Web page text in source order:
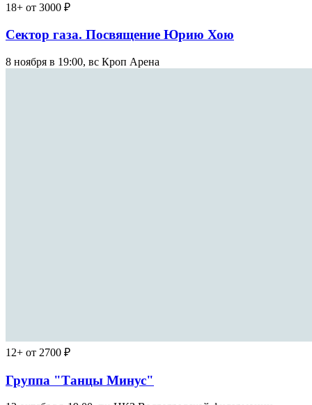
18+ от 3000 ₽
Сектор газа. Посвящение Юрию Хою
8 ноября в 19:00, вс Кроп Арена
12+ от 2700 ₽
Группа "Танцы Минус"